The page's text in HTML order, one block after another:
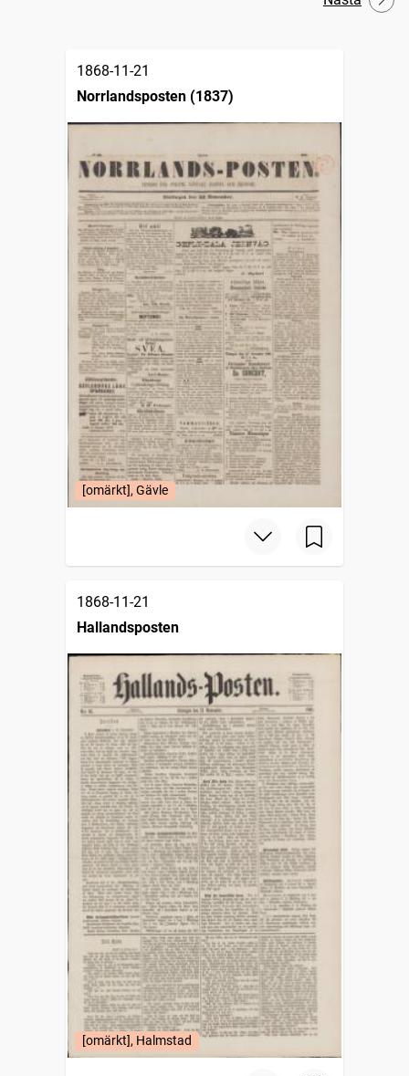
1868-11-21
Norrlandsposten (1837)
[omärkt], Gävle
1868-11-21
Hallandsposten
[omärkt], Halmstad